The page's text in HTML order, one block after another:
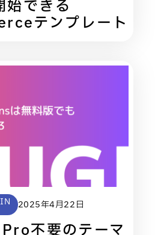
始できる
テンプレート
2025年4月22日